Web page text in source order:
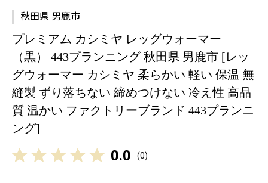
秋田県 男鹿市
プレミアム カシミヤ レッグウォーマー
（黒） 443プランニング 秋田県 男鹿市 [レッ
グウォーマー カシミヤ 柔らかい 軽い 保温 無
縫製 ずり落ちない 締めつけない 冷え性 高品
質 温かい ファクトリーブランド 443プランニ
ング]
0.0 (0)